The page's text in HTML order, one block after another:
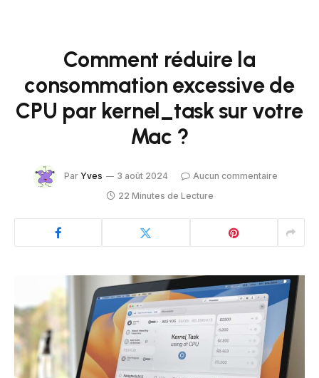
Comment réduire la
consommation excessive de
CPU par kernel_task sur votre
Mac ?
Par Yves 3 août 2024
Aucun commentaire
22 Minutes de Lecture